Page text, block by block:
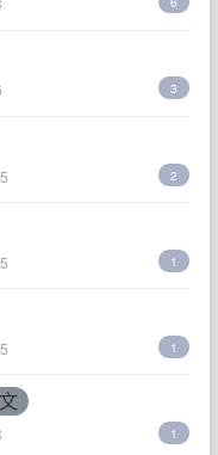
3
2
1
1
1